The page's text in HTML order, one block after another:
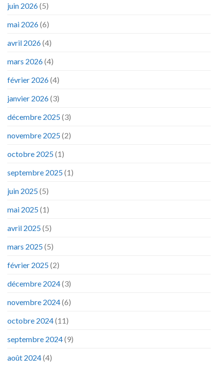
juin 2026(5)
mai 2026(6)
avril 2026(4)
mars 2026(4)
février 2026(4)
janvier 2026(3)
décembre 2025(3)
novembre 2025(2)
octobre 2025(1)
septembre 2025(1)
juin 2025(5)
mai 2025(1)
avril 2025(5)
mars 2025(5)
février 2025(2)
décembre 2024(3)
novembre 2024(6)
octobre 2024(11)
septembre 2024(9)
août 2024(4)